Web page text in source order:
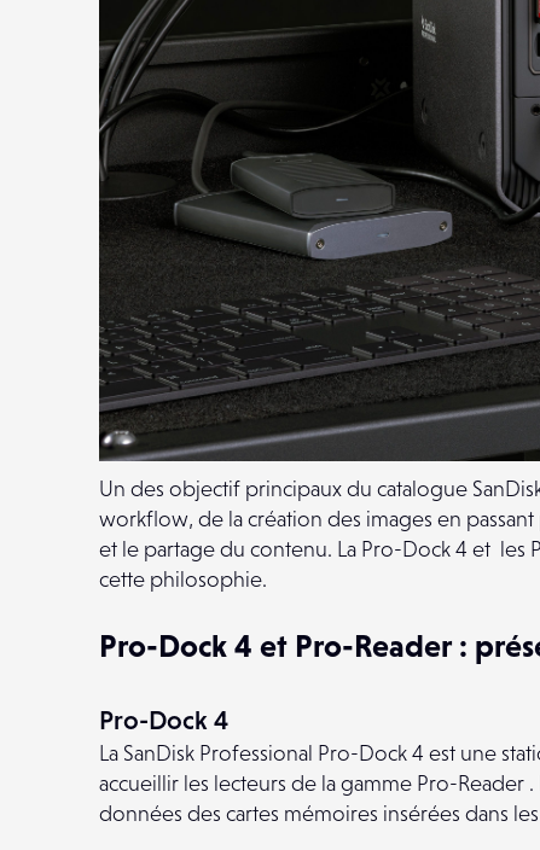
Un des objectif principaux du catalogue
workflow, de la création des images en
et le partage du contenu. La Pro-Dock 4 et les
cette philosophie.
Pro-Dock 4 et Pro-Reader :
Pro-Dock 4
La SanDisk Professional Pro-Dock 4 est une
accueillir les lecteurs de la gamme Pro-Reader
données des cartes mémoires insérées dans